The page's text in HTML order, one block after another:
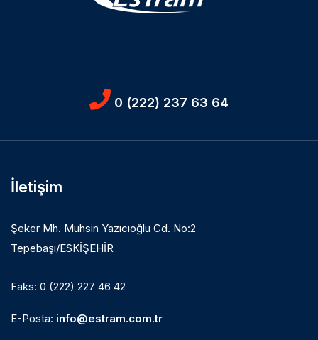
0 (222) 237 63 64
İletişim
Şeker Mh. Muhsin Yazıcıoğlu Cd. No:2
Tepebaşı/ESKİŞEHİR
Faks: 0 (222) 227 46 42
E-Posta: info@estram.com.tr